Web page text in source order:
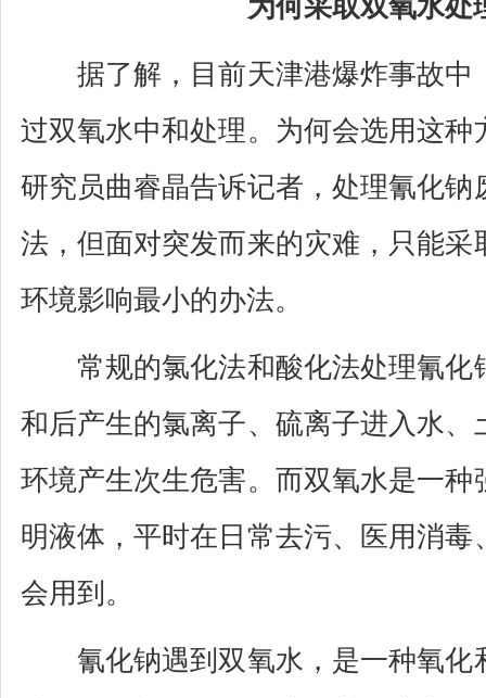
为何采取双氧水处
据了解，目前天津港爆炸事故中
过双氧水中和处理。为何会选用这种
研究员曲睿晶告诉记者，处理氰化钠
法，但面对突发而来的灾难，只能采
环境影响最小的办法。
常规的氯化法和酸化法处理氰化
和后产生的氯离子、硫离子进入水、
环境产生次生危害。而双氧水是一种
明液体，平时在日常去污、医用消毒
会用到。
氰化钠遇到双氧水，是一种氧化